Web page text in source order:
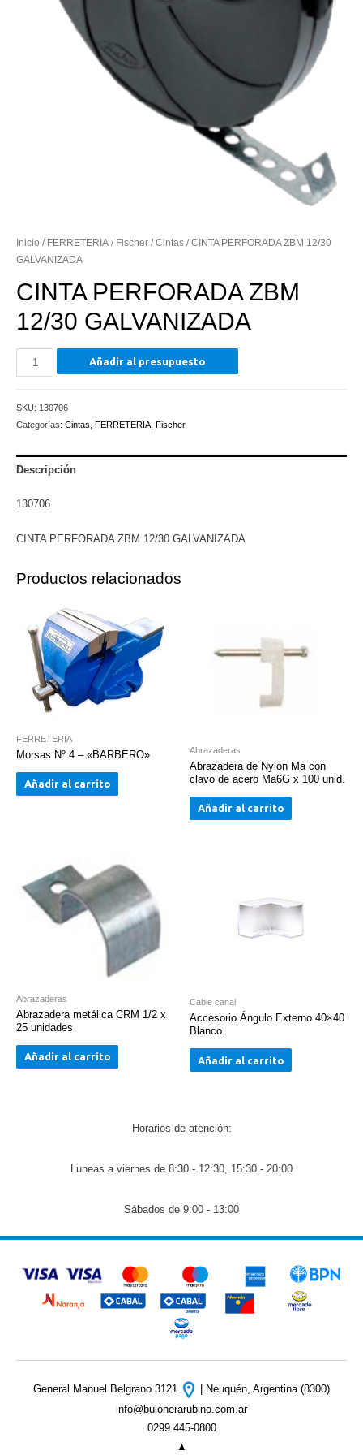
Inicio / FERRETERIA / Fischer /Cintas / CINTA PERFORADA ZBM 12/30
GALVANIZADA
CINTA PERFORADA ZBM
12/30 GALVANIZADA
CINTA
PERFORADA
12/30
GALVANIZADA
Añadir al presupuesto
SKU: 130706
Categorías: Cintas FERRETERIA Fischer
Descripción
130706
CINTA PERFORADA ZBM 12/30 GALVANIZADA
Productos relacionados
FERRETERIA
Morsas Nº 4 – «BARBERO»
Añadir al carrito
Abrazaderas
Abrazadera de Nylon Ma con
clavo de acero Ma6G x 100 unid.
Añadir al carrito
Abrazaderas
Abrazadera metálica CRM 1/2 x
25 unidades
Añadir al carrito
Cable canal
Accesorio Ángulo Externo 40×40
Blanco.
Añadir al carrito
Horarios de atención:
Luneas a viernes de 8:30 - 12:30, 15:30 - 20:00
Sábados de 9:00 - 13:00
General Manuel Belgrano 3121
| Neuquén, Argentina (8300)
info@bulonerarubino.com.ar
0299 445-0800
▲